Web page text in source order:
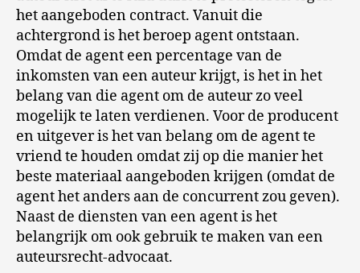
het aangeboden contract. Vanuit die
achtergrond is het beroep agent ontstaan.
Omdat de agent een percentage van de
inkomsten van een auteur krijgt, is het in het
belang van die agent om de auteur zo veel
mogelijk te laten verdienen. Voor de producent
en uitgever is het van belang om de agent te
vriend te houden omdat zij op die manier het
beste materiaal aangeboden krijgen (omdat de
agent het anders aan de concurrent zou geven).
Naast de diensten van een agent is het
belangrijk om ook gebruik te maken van een
auteursrecht-advocaat.